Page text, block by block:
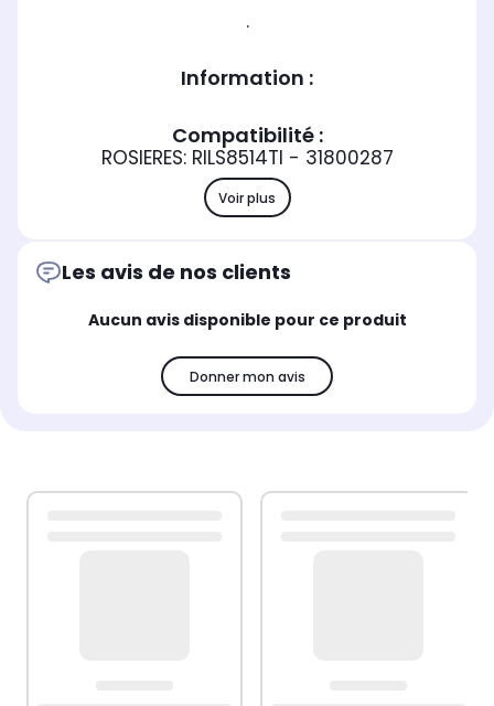
.
Information :
Compatibilité :
ROSIERES: RILS8514TI - 31800287
Voir plus
Les avis de nos clients
Aucun avis disponible pour ce produit
Donner mon avis